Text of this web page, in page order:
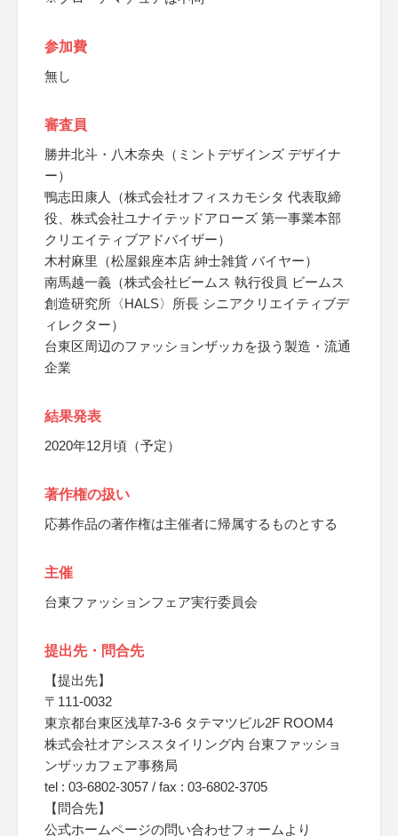
参加費
無し
審査員
勝井北斗・八木奈央（ミントデザインズ デザイナ
ー）
鴨志田康人（株式会社オフィスカモシタ 代表取締
役、株式会社ユナイテッドアローズ 第一事業本部
クリエイティブアドバイザー）
木村麻里（松屋銀座本店 紳士雑貨 バイヤー）
南馬越一義（株式会社ビームス 執行役員 ビームス
創造研究所〈HALS〉所長 シニアクリエイティブデ
ィレクター）
台東区周辺のファッションザッカを扱う製造・流通
企業
結果発表
2020年12月頃（予定）
著作権の扱い
応募作品の著作権は主催者に帰属するものとする
主催
台東ファッションフェア実行委員会
提出先・問合先
【提出先】
〒111-0032
東京都台東区浅草7-3-6 タテマツビル2F ROOM4
株式会社オアシススタイリング内 台東ファッショ
ンザッカフェア事務局
tel : 03-6802-3057 / fax : 03-6802-3705
【問合先】
公式ホームページの問い合わせフォームより